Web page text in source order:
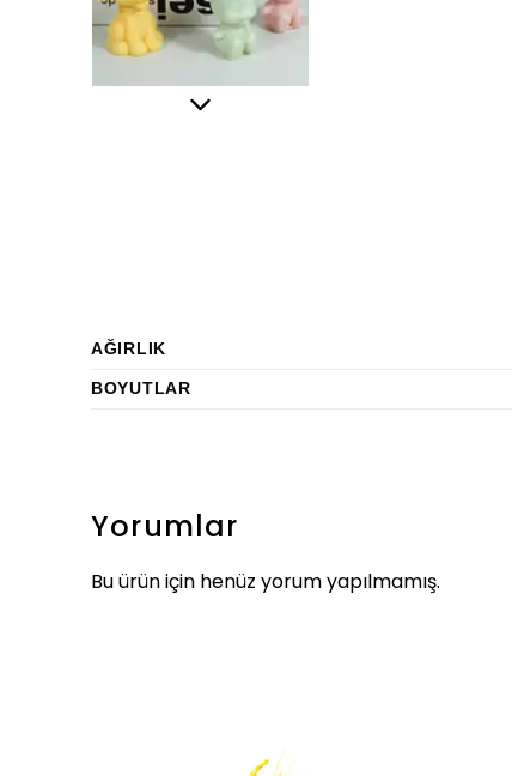
AĞIRLIK
BOYUTLAR
Yorumlar
Bu ürün için henüz yorum yapılmamış.